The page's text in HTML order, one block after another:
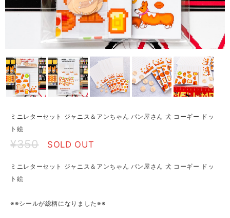
ミニレターセット ジャニス＆アンちゃん パン屋さん 犬 コーギー ドッ
ト絵
¥350 SOLD OUT
ミニレターセット ジャニス＆アンちゃん パン屋さん 犬 コーギー ドッ
ト絵
※※シールが総柄になりました※※